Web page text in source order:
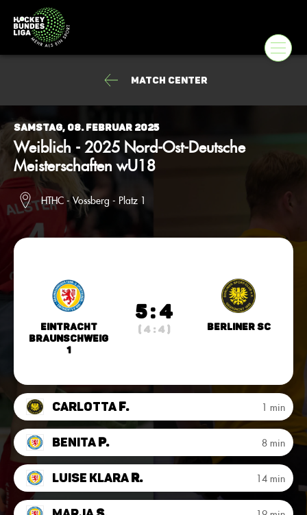
Match Center
Samstag, 08. Februar 2025
Weiblich - 2025 Nord-Ost-Deutsche
Meisterschaften wU18
HTHC - Vossberg - Platz 1
Eintracht
Braunschweig
1
5 : 4
( 4 : 4 ) Berliner SC
CarlottaF. 1 min
BenitaP. 8 min
Luise KlaraR. 14 min